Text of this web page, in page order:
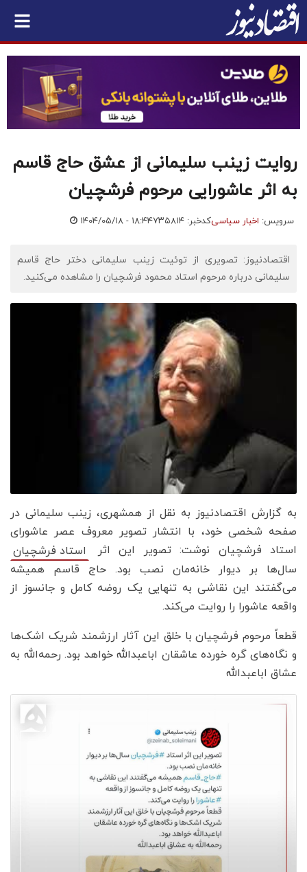
روایت زینب سلیمانی از عشق حاج قاسم
به اثر عاشورایی مرحوم فرشچیان
سرویس: اخبار سیاسیکدخبر: ۷۳۵۸۱۴ ۱۴۰۴/۰۵/۱۸ - ۱۸:۴۴
اقتصادنیوز: تصویری از توئیت زینب سلیمانی دختر حاج قاسم
سلیمانی درباره مرحوم استاد محمود فرشچیان را مشاهده می‌کنید.
به گزارش اقتصادنیوز به نقل از همشهری، زینب سلیمانی در
صفحه شخصی خود، با انتشار تصویر معروف عصر عاشورای
استاد فرشچیان نوشت: تصویر این اثر
استاد فرشچیان
سال‌ها بر دیوار خانه‌مان نصب بود. حاج قاسم همیشه
می‌گفتند این نقاشی به تنهایی یک روضه کامل و جانسوز از
واقعه عاشورا را روایت می‌کند.
قطعاً مرحوم فرشچیان با خلق این آثار ارزشمند شریک اشک‌ها
و نگاه‌های گره خورده عاشقان اباعبدالله خواهد بود. رحمه‌الله به
عشاق اباعبدالله